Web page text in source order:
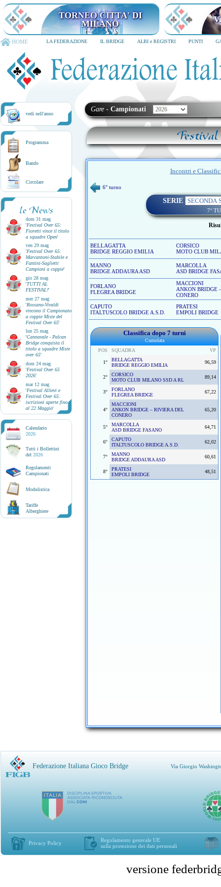
TORNEO CITTA' DI
MILANO
HOME LA FEDERAZIONE IL BRIDGE ALBI e REGISTRI PUNTI
vedi nell'anno
Programma
Bando
Circolare
le News
dom 31 mag
'Festival Over 65:
Fioretti vince il titolo
a squadre Open'
ven 29 mag
'Festival Over 65:
Marcantoni-Stabile e
Fantini-Saglietti
Campioni a coppie'
gio 28 mag
'TUTTI AL
FESTIVAL!'
mer 27 mag
'Rossano-Vivaldi
vincono il Campionato
a coppie Miste del
Festival Over 65'
lun 25 mag
'Cannavale - Palcan
Bridge conquista il
titolo a squadre Miste
over 65'
dom 24 mag
'Festival Over 65
2026'
mar 12 mag
'Festival Allievi e
Festival Over 65:
iscrizioni aperte fino
al 22 Maggio'
Calendario
2026
Tutti i Bollettini
del 2026
Regolamenti
Campionati
Modulistica
Tariffe
Alberghiere
Gare - Campionati
Festival
Incontri e
6° turno
SERIE
7°
BELLAGATTA
BRIDGE REGGIO EMILIA
CORSICO
MOTO CLUB
MANNO
BRIDGE ADDAURA ASD
MARCOLLA
ASD BRIDGE
FORLANO
FLEGREA BRIDGE
MACCIONI
ANKON BRIDGE
CONERO
CAPUTO
ITALTUSCOLO BRIDGE A.S.D.
PRATESI
EMPOLI BRIDGE
Classifica dopo 7 turni
Cumulata
POS
SQUADRA VP
1°
BELLAGATTA
BRIDGE REGGIO EMILIA
96,59
2°
CORSICO
MOTO CLUB MILANO SSD A RL
89,14
3°
FORLANO
FLEGREA BRIDGE
67,22
4°
MACCIONI
ANKON BRIDGE – RIVIERA DEL
CONERO
65,20
5°
MARCOLLA
ASD BRIDGE FASANO
64,71
6°
CAPUTO
ITALTUSCOLO BRIDGE A.S.D.
62,02
7°
MANNO
BRIDGE ADDAURA ASD
60,61
8°
PRATESI
EMPOLI BRIDGE
48,51
Federazione Italiana Gioco Bridge Via Giorgio
Privacy Policy
Regolamento generale UE
sulla protezione dei dati personali
versione